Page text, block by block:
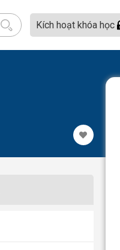
Kích hoạt khóa học